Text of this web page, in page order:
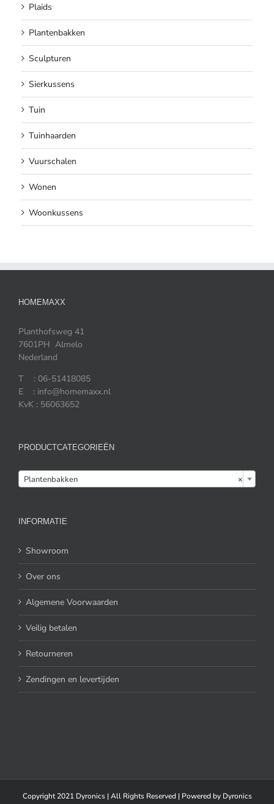
Plaids
Plantenbakken
Sculpturen
Sierkussens
Tuin
Tuinhaarden
Vuurschalen
Wonen
Woonkussens
HOMEMAXX
Planthofsweg 41
7601PH Almelo
Nederland
T : 06-51418085
E : info@homemaxx.nl
KvK : 56063652
PRODUCTCATEGORIEËN
×
Plantenbakken
INFORMATIE
Showroom
Over ons
Algemene Voorwaarden
Veilig betalen
Retourneren
Zendingen en levertijden
Copyright 2021 Dyronics | All Rights Reserved | Powered by Dyronics